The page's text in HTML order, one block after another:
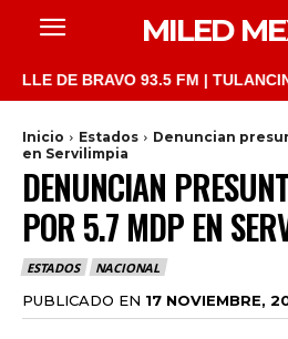
MILED
BRAVO 93.5 FM |
Inicio Estados
Denuncian
en Servilimpia
DENUNCIAN
POR 5.7 MDP EN
ESTADOS NACIONAL
PUBLICADO EN 17 NOVIEMBRE,